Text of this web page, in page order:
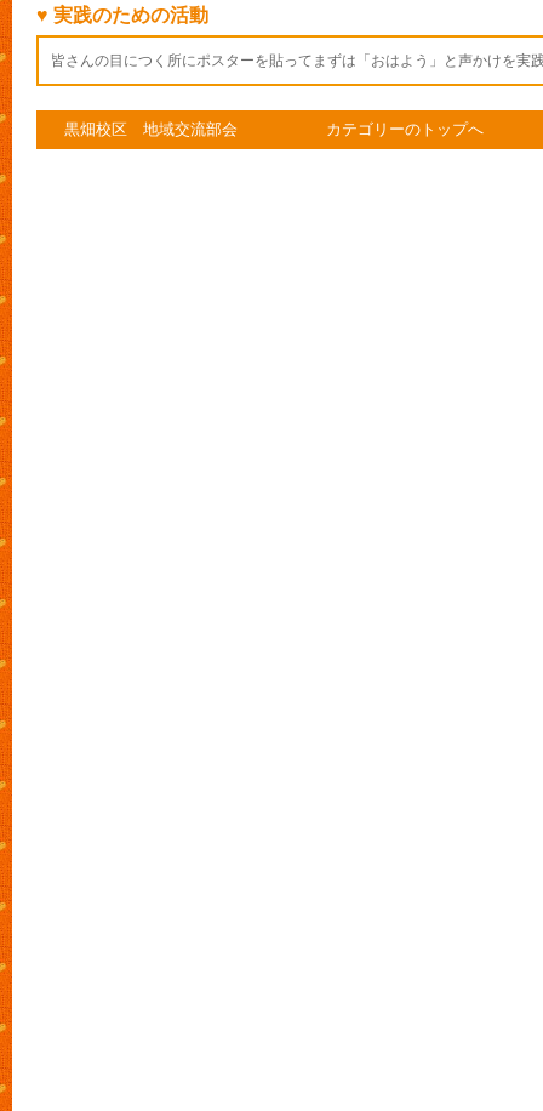
♥ 実践のための活動
皆さんの目につく所にポスターを貼ってまずは「おはよう」と声かけを実
黒畑校区 地域交流部会 カテゴリーのトップへ